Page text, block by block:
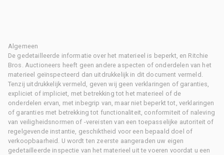
Algemeen
De gedetailleerde informatie over het materieel is beperkt, en Ritchie
Bros. Auctioneers heeft geen andere aspecten of onderdelen van het
materieel geïnspecteerd dan uitdrukkelijk in dit document vermeld.
Tenzij uitdrukkelijk vermeld, geven wij geen verklaringen of garanties,
expliciet of impliciet, met betrekking tot het materieel of de
onderdelen ervan, met inbegrip van, maar niet beperkt tot, verklaringen
of garanties met betrekking tot functionaliteit, conformiteit of naleving
van veiligheidsnormen of -vereisten van een toepasselijke autoriteit of
regelgevende instantie, geschiktheid voor een bepaald doel of
verkoopbaarheid. U wordt ten zeerste aangeraden uw eigen
gedetailleerde inspectie van het materieel uit te voeren voordat u een